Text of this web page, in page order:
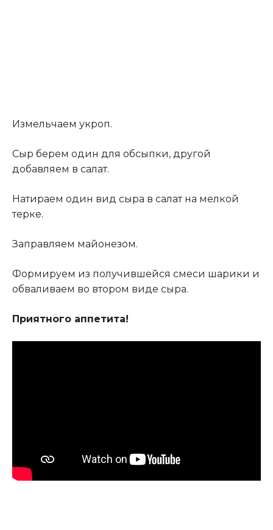
Измельчаем укроп.
Сыр берем один для обсыпки, другой
добавляем в салат.
Натираем один вид сыра в салат на мелкой
терке.
Заправляем майонезом.
Формируем из получившейся смеси шарики и
обваливаем во втором виде сыра.
Приятного аппетита!